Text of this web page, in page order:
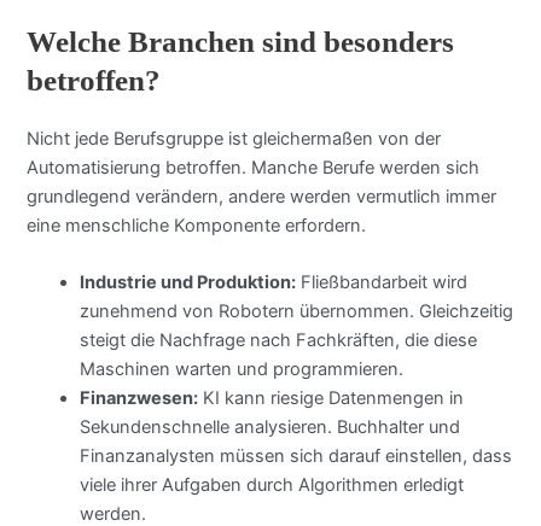
Welche Branchen sind besonders
betroffen?
Nicht jede Berufsgruppe ist gleichermaßen von der
Automatisierung betroffen. Manche Berufe werden sich
grundlegend verändern, andere werden vermutlich immer
eine menschliche Komponente erfordern.
Industrie und Produktion: Fließbandarbeit wird
zunehmend von Robotern übernommen. Gleichzeitig
steigt die Nachfrage nach Fachkräften, die diese
Maschinen warten und programmieren.
Finanzwesen: KI kann riesige Datenmengen in
Sekundenschnelle analysieren. Buchhalter und
Finanzanalysten müssen sich darauf einstellen, dass
viele ihrer Aufgaben durch Algorithmen erledigt
werden.